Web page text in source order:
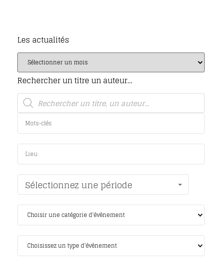
Les actualités
Rechercher un titre un auteur…
Sélectionnez une période